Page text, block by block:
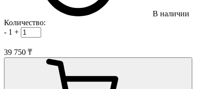
В наличии
Количество:
- 1 +
39 750 ₸